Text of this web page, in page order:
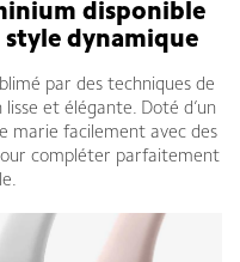
disponible
dynamique
par des techniques de
et élégante. Doté d’un
marie facilement avec des
compléter parfaitement